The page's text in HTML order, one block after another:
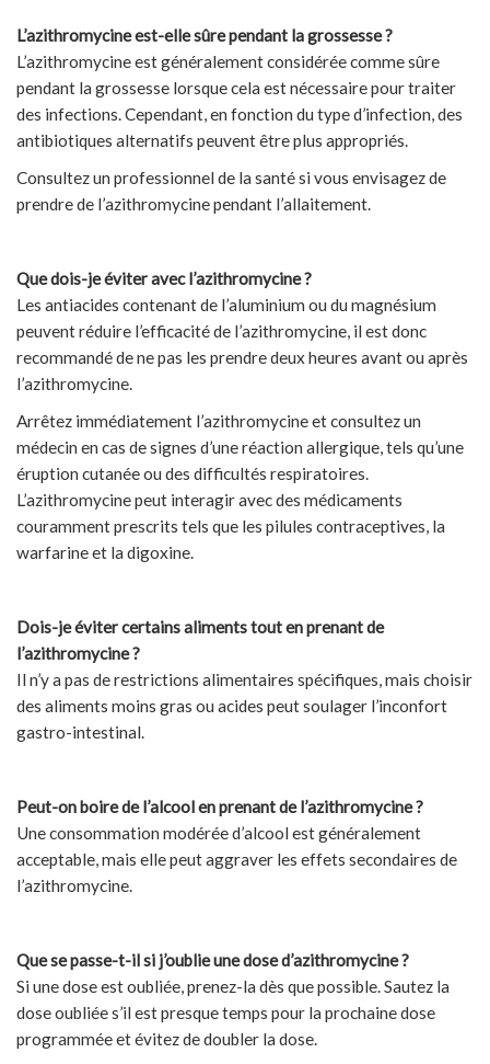
L’azithromycine est-elle sûre pendant la grossesse ?
L’azithromycine est généralement considérée comme sûre
pendant la grossesse lorsque cela est nécessaire pour traiter
des infections. Cependant, en fonction du type d’infection, des
antibiotiques alternatifs peuvent être plus appropriés.
Consultez un professionnel de la santé si vous envisagez de
prendre de l’azithromycine pendant l’allaitement.
Que dois-je éviter avec l’azithromycine ?
Les antiacides contenant de l’aluminium ou du magnésium
peuvent réduire l’efficacité de l’azithromycine, il est donc
recommandé de ne pas les prendre deux heures avant ou après
l’azithromycine.
Arrêtez immédiatement l’azithromycine et consultez un
médecin en cas de signes d’une réaction allergique, tels qu’une
éruption cutanée ou des difficultés respiratoires.
L’azithromycine peut interagir avec des médicaments
couramment prescrits tels que les pilules contraceptives, la
warfarine et la digoxine.
Dois-je éviter certains aliments tout en prenant de
l’azithromycine ?
Il n’y a pas de restrictions alimentaires spécifiques, mais choisir
des aliments moins gras ou acides peut soulager l’inconfort
gastro-intestinal.
Peut-on boire de l’alcool en prenant de l’azithromycine ?
Une consommation modérée d’alcool est généralement
acceptable, mais elle peut aggraver les effets secondaires de
l’azithromycine.
Que se passe-t-il si j’oublie une dose d’azithromycine ?
Si une dose est oubliée, prenez-la dès que possible. Sautez la
dose oubliée s’il est presque temps pour la prochaine dose
programmée et évitez de doubler la dose.